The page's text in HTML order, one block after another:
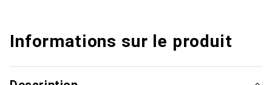
Informations sur le produit